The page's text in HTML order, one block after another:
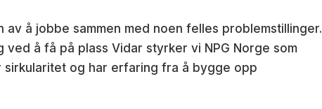
å jobbe sammen med noen felles problemstillinger.
å få på plass Vidar styrker vi NPG Norge som
sirkularitet og har erfaring fra å bygge opp